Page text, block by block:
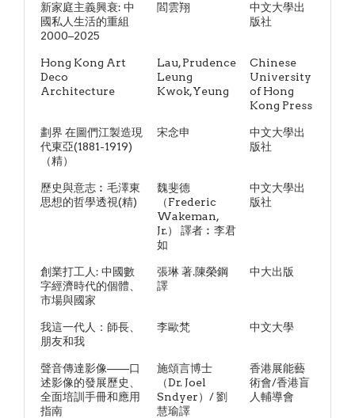
新家庭主義興衰: 中
國私人生活的重組
2000–2025
閻雲翔
中文大學出
版社
Hong Kong Art
Deco
Architecture
Lau, Prudence
Leung
Kwok,Yeung
Chinese
University
of Hong
Kong Press
劃界 在圖們江製造現
代東亞(1881-1919)
（精）
宋念申
中文大學出
版社
歷史與意志︰毛澤東
思想的哲學透視(精)
魏斐德
（Frederic
Wakeman,
Jr.） 譯者︰李君
如
中文大學出
版社
創業打工人: 中國數
字經濟時代的個體、
市場與國家
張琳 著.陳榮鋼
譯
中大出版
我這一代人：師長、
朋友和我
李歐梵 中文大學
聲音傳達影像——口
述影像的發展歷史、
全面培訓手冊和應用
指南
施頌言博士
（Dr. Joel
Sndyer）/ 劉
慧瑜譯
香港展能藝
術會/香港盲
人輔導會